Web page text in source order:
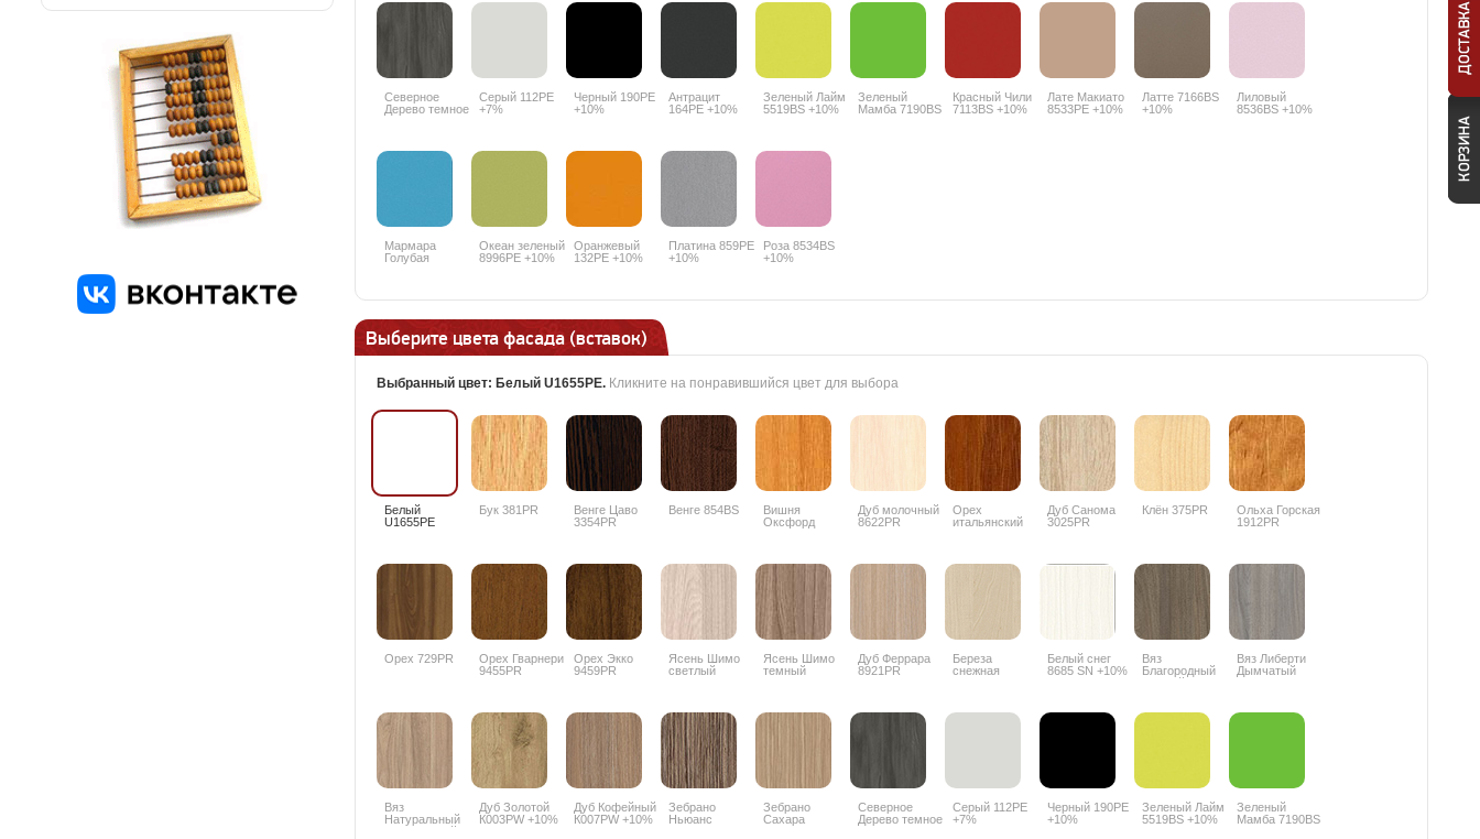
Северное
Дерево темное
Серый 112PE
+7%
Черный 190PE
+10%
Антрацит
164PE +10%
Зеленый Лайм
5519BS +10%
Зеленый
Мамба 7190BS
Красный Чили
7113BS +10%
Лате Макиато
8533PE +10%
Латте 7166BS
+10%
Лиловый
8536BS +10%
Мармара
Голубая
Океан зеленый
8996PE +10%
Оранжевый
132PE +10%
Платина 859PE
+10%
Роза 8534BS
+10%
Выберите цвета фасада (вставок)
Выбранный цвет: Белый U1655PE. Кликните на понравившийся цвет для выбора
Белый
U1655PE
Бук 381PR
Венге Цаво
3354PR
Венге 854BS
Вишня
Оксфорд
Дуб молочный
8622PR
Орех
итальянский
Дуб Санома
3025PR
Клён 375PR
Ольха Горская
1912PR
Орех 729PR
Орех Гварнери
9455PR
Орех Экко
9459PR
Ясень Шимо
светлый
Ясень Шимо
темный
Дуб Феррара
8921PR
Береза
снежная
Белый снег
8685 SN +10%
Вяз
Благородный
темный
Вяз Либерти
Дымчатый
Вяз
Натуральный
благородный
Дуб Золотой
К003PW +10%
Дуб Кофейный
К007PW +10%
Зебрано
Ньюанс
Зебрано
Сахара
Северное
Дерево темное
Серый 112PE
+7%
Черный 190PE
+10%
Зеленый Лайм
5519BS +10%
Зеленый
Мамба 7190BS